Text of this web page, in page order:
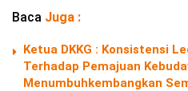
Baca Juga :
Ketua DKKG : Konsistensi
Terhadap Pemajuan
Menumbuhkembangkan